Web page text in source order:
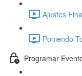
Ajustes
Poniendo
Programar